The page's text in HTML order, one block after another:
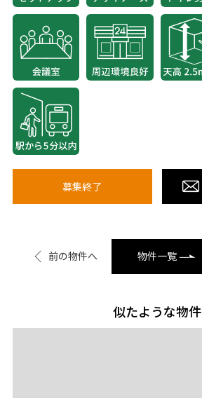
募集終了
前の物件へ 物件一覧
似たような物件